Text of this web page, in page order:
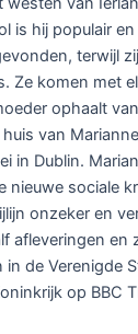
is hij populair
terwijl
Ze komen met
ophaalt
van
in Dublin.
nieuwe sociale
onzeker en
afleveringen en
de Verenigde
op BBC